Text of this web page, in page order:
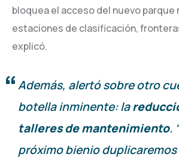
bloquea el acceso del nuevo parque
estaciones de clasificación,
explicó.
Además, alertó sobre otro
botella inminente: la
talleres de mantenimiento.
próximo bienio